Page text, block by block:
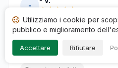
-
Pubblicato il 24/10/2024 à 18h39
a seguito di un acquisto di 11/10/
Grazie mille!
Utilizziamo i cookie per
pubblico e miglioramento
Accettare Rifiutare